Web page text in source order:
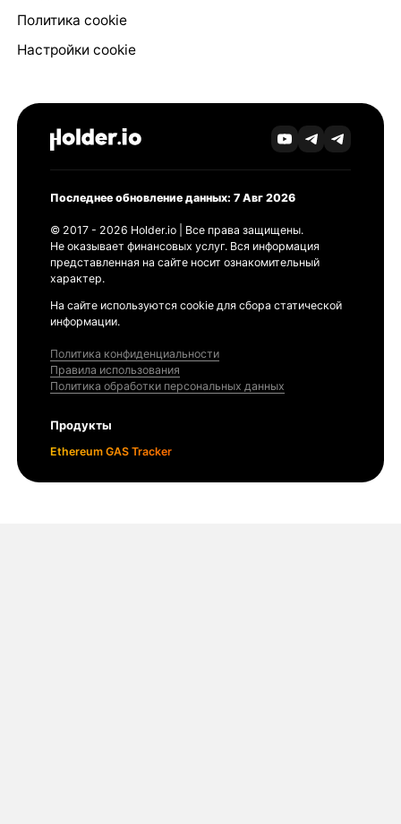
Политика cookie
Настройки cookie
Последнее обновление данных: 7 Авг 2026
© 2017 - 2026 Holder.io | Все права защищены.
Не оказывает финансовых услуг. Вся информация
представленная на сайте носит ознакомительный
характер.
На сайте используются cookie для сбора статической
информации.
Политика конфиденциальности
Правила использования
Политика обработки персональных данных
Продукты
Ethereum GAS Tracker